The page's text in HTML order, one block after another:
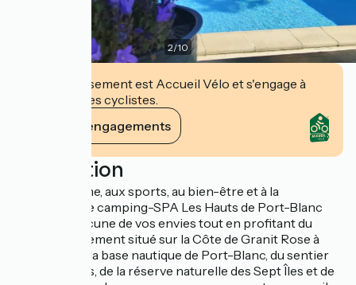
2/10
Cet établissement est Accueil Vélo et s'engage à
accueillir des cyclistes.
Voir ses engagements
Description
Dédié au calme, aux sports, au bien-être et à la
découverte, le camping-SPA Les Hauts de Port-Blanc
satisfera chacune de vos envies tout en profitant du
littoral ! Idéalement situé sur la Côte de Granit Rose à
proximité de la base nautique de Port-Blanc, du sentier
des douaniers, de la réserve naturelle des Sept Îles et de